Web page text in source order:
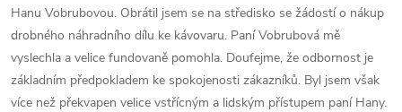
Hanu Vobrubovou. Obrátil jsem se na středisko se žádostí o nákup
drobného náhradního dílu ke kávovaru. Paní Vobrubová mě
vyslechla a velice fundovaně pomohla. Doufejme, že odbornost je
základním předpokladem ke spokojenosti zákazníků. Byl jsem však
více než překvapen velice vstřícným a lidským přístupem paní Hany.